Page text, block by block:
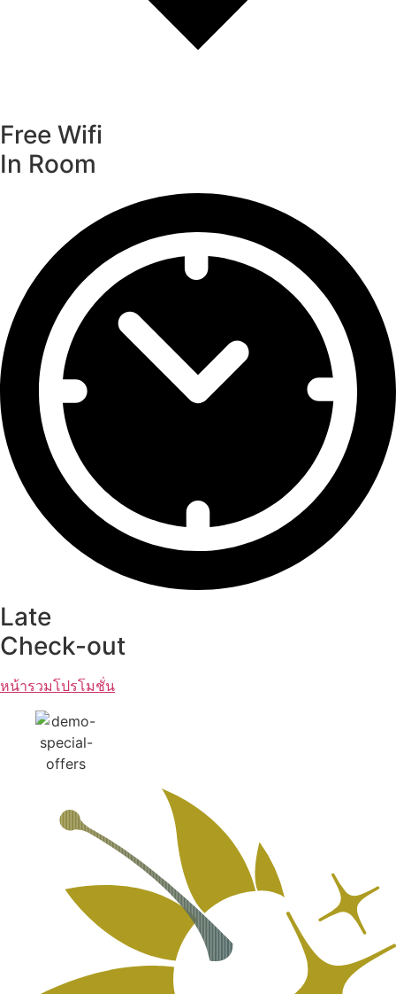
Free Wifi
In Room
Late
Check-out
หน้ารวมโปรโมชั่น